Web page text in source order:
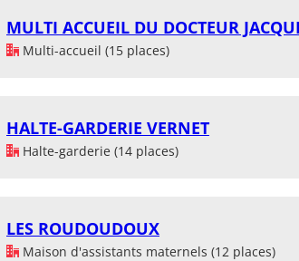
MULTI ACCUEIL DU DOCTEUR
Multi-accueil (15 places)
HALTE-GARDERIE VERNET
Halte-garderie (14 places)
LES ROUDOUDOUX
Maison d'assistants maternels (12 places)